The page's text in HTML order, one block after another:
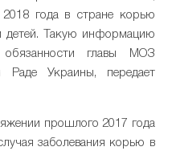
года в стране корью
детей. Такую информацию
обязанности главы МОЗ
Украины, передает
прошлого 2017 года
заболевания корью в